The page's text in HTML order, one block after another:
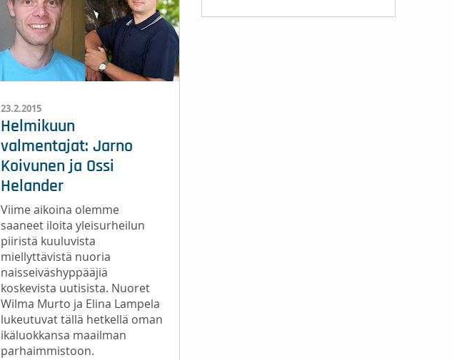
23.2.2015
Helmikuun
valmentajat: Jarno
Koivunen ja Ossi
Helander
Viime aikoina olemme
saaneet iloita yleisurheilun
piiristä kuuluvista
miellyttävistä nuoria
naisseiväshyppääjiä
koskevista uutisista. Nuoret
Wilma Murto ja Elina Lampela
lukeutuvat tällä hetkellä oman
ikäluokkansa maailman
parhaimmistoon.